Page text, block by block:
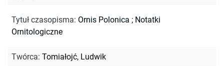
Tytuł czasopisma: Ornis Polonica ; Notatki
Ornitologiczne
Twórca: Tomiałojć, Ludwik